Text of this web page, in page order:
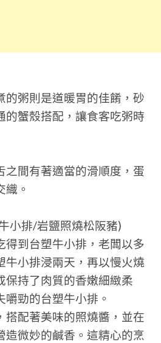
的粥則是道暖胃的佳餚，砂
的蟹殼搭配，讓食客吃粥時
之間有著適當的滑順度，蛋
織。
小排/岩鹽照燒松阪豬)
得到台塑牛小排，老闆以多
牛小排浸兩天，再以慢火燒
保持了肉質的香嫩細緻柔
勁的台塑牛小排。
搭配著美味的照燒醬，並在
造微妙的鹹香。這精心的烹